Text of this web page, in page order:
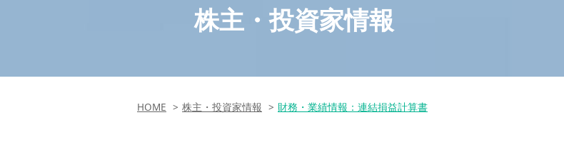
株主・投資家情報
HOME 株主・投資家情報 財務・業績情報：連結損益計算書